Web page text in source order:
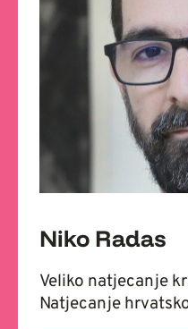
Niko Radas
Veliko natjecanje
Natjecanje